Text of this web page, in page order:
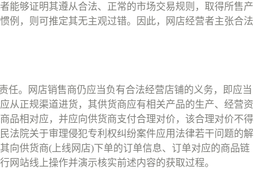
能够证明其遵从合法、正常的市场交易规则，取得所售产
例，则可推定其无主观过错。因此，网店经营者主张合法
任。网店销售商仍应当负有合法经营店铺的义务，即应当
从正规渠道进货，其供货商应有相关产品的生产、经营资
品相对应，并应向供货商支付合理对价，该合理对价不得
法院关于审理侵犯专利权纠纷案件应用法律若干问题的解
向供货商( 上线网店)下单的订单信息、订单对应的商品链
网站线上操作并演示核实前述内容的获取过程。